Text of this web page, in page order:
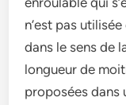
n’est pas
dans le sens de
longueur de
proposées dans